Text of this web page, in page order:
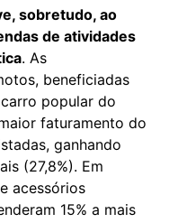
sobretudo, ao
de atividades
. As
beneficiadas
popular do
faturamento do
ganhando
(27,8%). Em
e acessórios
15% a mais